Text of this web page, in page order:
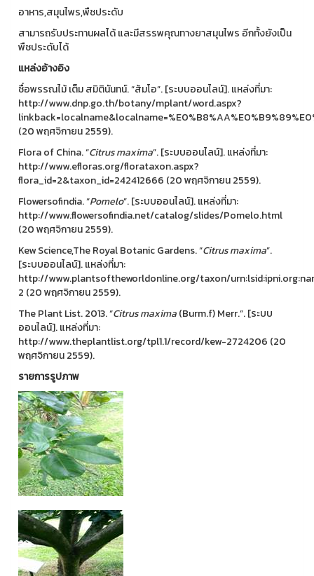
อาหาร,สมุนไพร,พืชประดับ
สามารถรับประทานผลได้ และมีสรรพคุณทางยาสมุนไพร อีกทั้งยังเป็น
พืชประดับได้
แหล่งอ้างอิง
ชื่อพรรณไม้ เต็ม สมิตินันทน์. “ส้มโอ”. [ระบบออนไลน์]. แหล่งที่มา:
http://www.dnp.go.th/botany/mplant/word.aspx?
(20 พฤศจิกายน 2559).
Flora of China. “Citrus maxima”. [ระบบออนไลน์]. แหล่งที่มา:
http://www.efloras.org/florataxon.aspx?
flora_id=2&taxon_id=242412666 (20 พฤศจิกายน 2559).
Flowersofindia. “Pomelo”. [ระบบออนไลน์]. แหล่งที่มา:
http://www.flowersofindia.net/catalog/slides/Pomelo.html
(20 พฤศจิกายน 2559).
Kew Science,The Royal Botanic Gardens. “Citrus maxima”.
[ระบบออนไลน์]. แหล่งที่มา:
http://www.plantsoftheworldonline.org/taxon/
2 (20 พฤศจิกายน 2559).
The Plant List. 2013. “Citrus maxima(Burm.f) Merr.”. [ระบบ
ออนไลน์]. แหล่งที่มา:
http://www.theplantlist.org/tpl1.1/record/kew-2724206 (20
พฤศจิกายน 2559).
รายการรูปภาพ